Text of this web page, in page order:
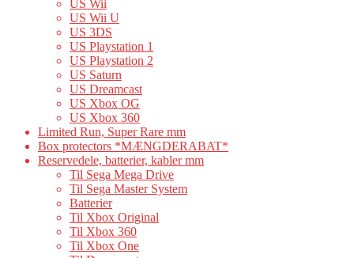
US Wii
US Wii U
US 3DS
US Playstation 1
US Playstation 2
US Saturn
US Dreamcast
US Xbox OG
US Xbox 360
Limited Run, Super Rare mm
Box protectors *MÆNGDERABAT*
Reservedele, batterier, kabler mm
Til Sega Mega Drive
Til Sega Master System
Batterier
Til Xbox Original
Til Xbox 360
Til Xbox One